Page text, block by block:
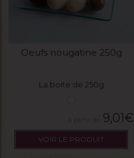
Oeufs nougatine 250g
La boite de 250g
9,01€
VOIR LE PRODUIT